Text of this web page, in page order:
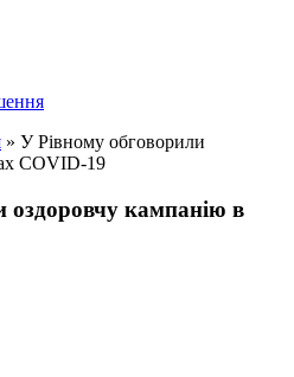
» У Рівному обговорили
COVID-19
оздоровчу кампанію в